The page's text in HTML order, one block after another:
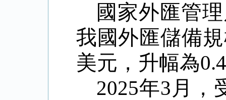
國家外匯管
我國外匯儲備
美元，升幅為
2025年3 月，